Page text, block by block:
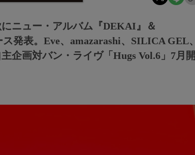
ニュー・アルバム『DEKAI』＆
ス発表。Eve、amazarashi、SILICA GEL、
企画対バン・ライヴ「Hugs Vol.6」7月開